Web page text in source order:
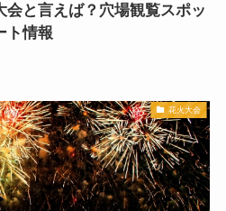
と言えば？穴場観覧スポッ
ト情報
花火大会